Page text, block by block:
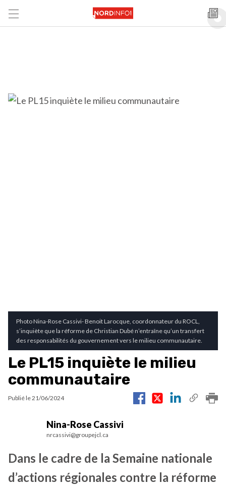
Photo Nina-Rose Cassivi- Benoit Larocque, coordonnateur du ROCL,
s’inquiète que la réforme de Christian Dubé n’entraîne qu’un transfert
des responsabilités du gouvernement vers le milieu communautaire.
Le PL15 inquiète le milieu
communautaire
Publié le21/06/2024
Nina-Rose Cassivi
nrcassivi@groupejcl.ca
Dans le cadre de la Semaine nationale
d’actions régionales contre la réforme